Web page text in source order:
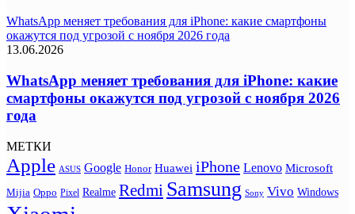
WhatsApp меняет требования для iPhone: какие смартфоны
окажутся под угрозой с ноября 2026 года
13.06.2026
WhatsApp меняет требования для iPhone: какие
смартфоны окажутся под угрозой с ноября 2026
года
МЕТКИ
Apple ASUS Google Honor Huawei iPhone Lenovo Microsoft
Mijia Oppo Pixel Realme Redmi Samsung Sony Vivo Windows